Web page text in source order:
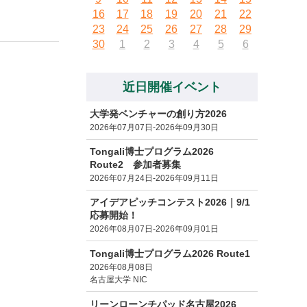
16
17 18 19 20 21
22
23
24 25 26 27 28
29
30
1 2 3 4 5 6
近日開催イベント
大学発ベンチャーの創り方2026
2026年07月07日-2026年09月30日
Tongali博士プログラム2026
Route2 参加者募集
2026年07月24日-2026年09月11日
アイデアピッチコンテスト2026｜9/1
応募開始！
2026年08月07日-2026年09月01日
Tongali博士プログラム2026 Route1
2026年08月08日
名古屋大学 NIC
リーンローンチパッド名古屋2026